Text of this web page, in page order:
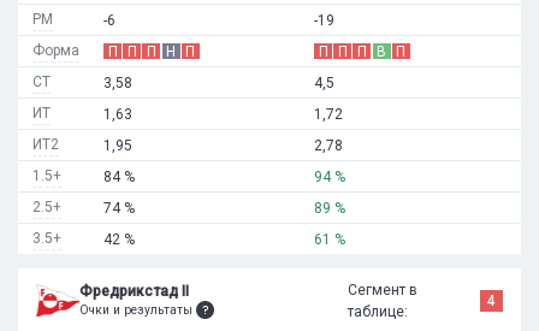
РМ
Форма
СТ
ИТ
ИТ2
1.5+
2.5+
3.5+
-6
П
П П Н
П
3,58
1,63
1,95
84 %
74 %
42 %
-19
П
П П В
П
4,5
1,72
2,78
94 %
89 %
61 %
Фредрикстад II
Очки и результаты
Сегмент в
таблице:
4